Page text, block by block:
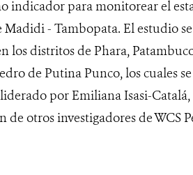
indicador para monitorear el
Madidi - Tambopata. El estudio
los distritos de Phara,
de Putina Punco, los cuales
por Emiliana Isasi-
de otros investigadores de WCS